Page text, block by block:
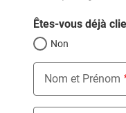
Êtes-vous déjà
Non
Nom et Prénom